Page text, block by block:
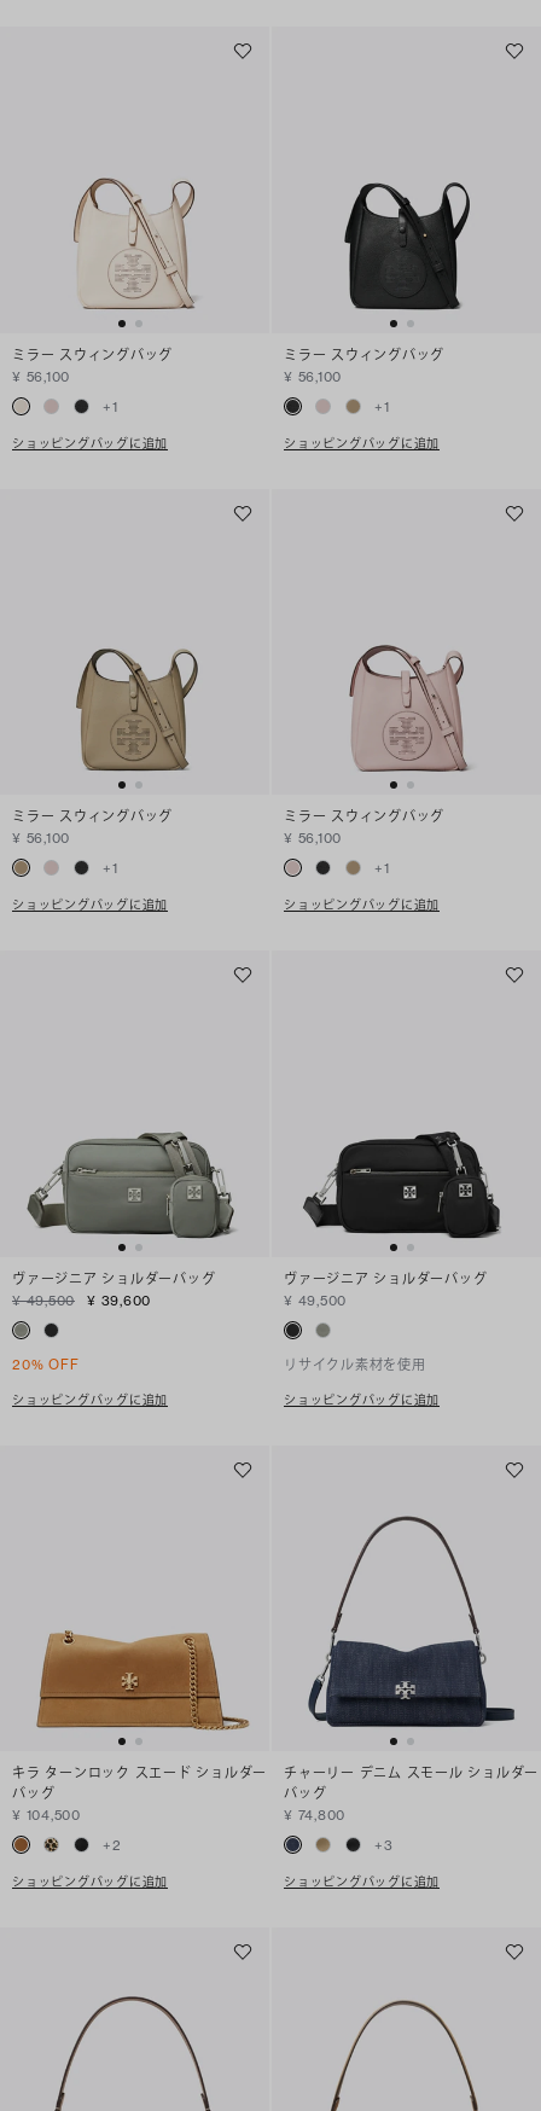
ミラー スウィングバッグ
¥ 56,100
+1
ショッピングバッグに追加
ミラー スウィングバッグ
¥ 56,100
+1
ショッピングバッグに追加
ミラー スウィングバッグ
¥ 56,100
+1
ショッピングバッグに追加
ミラー スウィングバッグ
¥ 56,100
+1
ショッピングバッグに追加
ヴァージニア ショルダーバッグ
¥ 49,500
¥ 39,600
20% OFF
ショッピングバッグに追加
ヴァージニア ショルダーバッグ
¥ 49,500
リサイクル素材を使用
ショッピングバッグに追加
キラ ターンロック スエード ショルダー
バッグ
¥ 104,500
+2
ショッピングバッグに追加
チャーリー デニム スモール ショルダー
バッグ
¥ 74,800
+3
ショッピングバッグに追加